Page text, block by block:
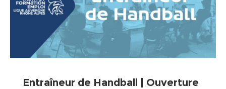
Entraîneur de Handball | Ouverture